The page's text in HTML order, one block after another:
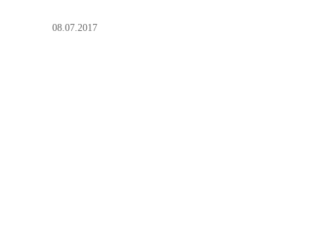
08.07.2017